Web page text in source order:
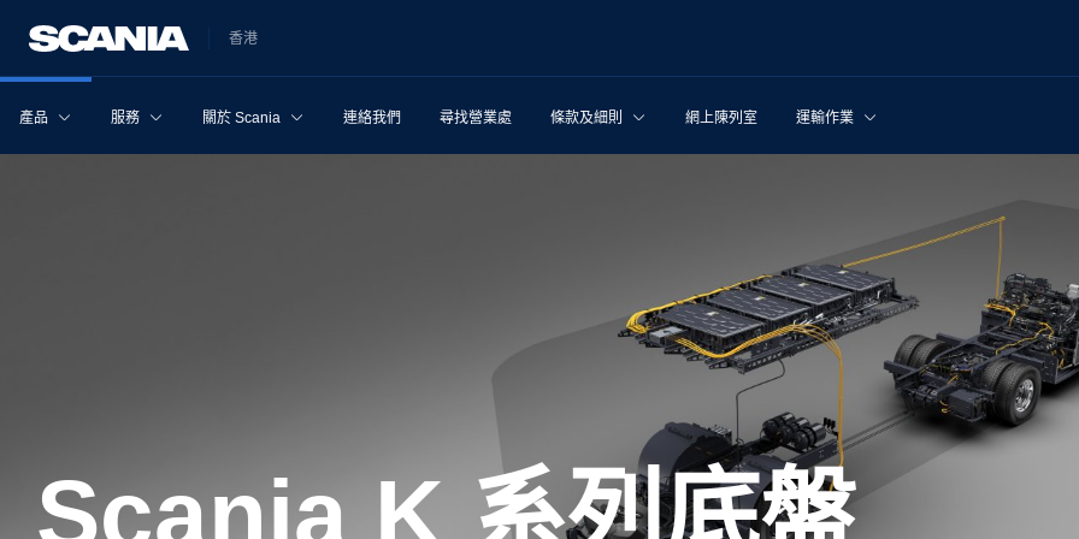
香港
產品 服務 關於 Scania 連絡我們 尋找營業處 條款及細則 網上陳列室 運輸作業
Scania K 系列底盤